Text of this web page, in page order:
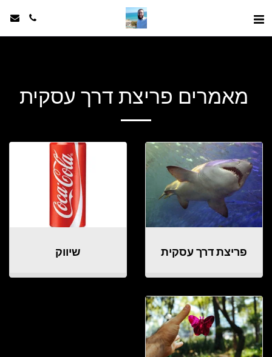
מאמרים פריצת דרך עסקית
פריצת דרך עסקית שיווק